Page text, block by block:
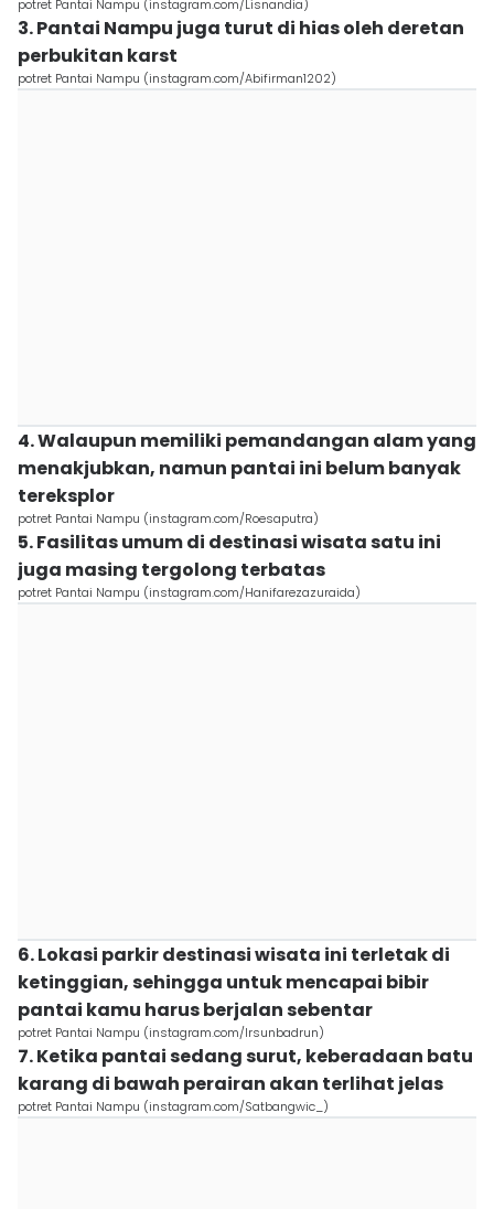
potret Pantai Nampu (instagram.com/Lisnandia)
3. Pantai Nampu juga turut di hias oleh deretan
perbukitan karst
potret Pantai Nampu (instagram.com/Abifirman1202)
4. Walaupun memiliki pemandangan alam yang
menakjubkan, namun pantai ini belum banyak
tereksplor
potret Pantai Nampu (instagram.com/Roesaputra)
5. Fasilitas umum di destinasi wisata satu ini
juga masing tergolong terbatas
potret Pantai Nampu (instagram.com/Hanifarezazuraida)
6. Lokasi parkir destinasi wisata ini terletak di
ketinggian, sehingga untuk mencapai bibir
pantai kamu harus berjalan sebentar
potret Pantai Nampu (instagram.com/Irsunbadrun)
7. Ketika pantai sedang surut, keberadaan batu
karang di bawah perairan akan terlihat jelas
potret Pantai Nampu (instagram.com/Satbangwic_)